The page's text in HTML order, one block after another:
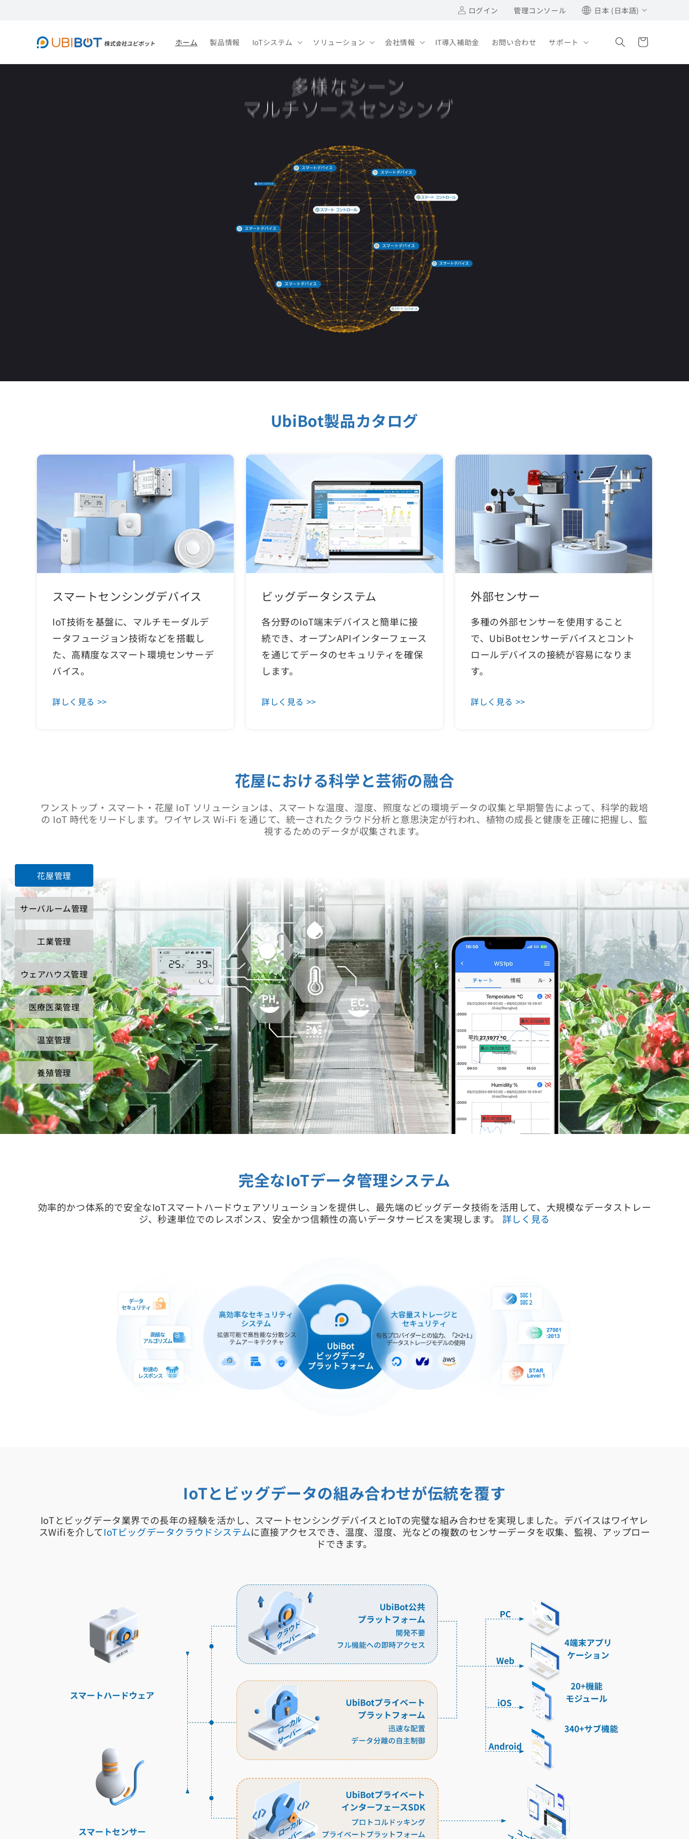
ログイン
イ
管理コンソール 日本 (日本語)
ホーム 製品情報 IoTシステム ソリューション 会社情報 IT導入補助金 お問い合わせ サポート
ー
UbiBot製品カタログ
スマートセンシングデバイス
IoT技術を基盤に、マルチモーダルデ
ータフュージョン技術などを搭載し
た、高精度なスマート環境センサーデ
バイス。
詳しく見る >>
ビッグデータシステム
各分野のIoT端末デバイスと簡単に接
続でき、オープンAPIインターフェース
を通じてデータのセキュリティを確保
します。
詳しく見る >>
外部センサー
多種の外部センサーを使用すること
で、UbiBotセンサーデバイスとコント
ロールデバイスの接続が容易になりま
す。
詳しく見る >>
花屋における科学と芸術の融合
ワンストップ・スマート・花屋 IoT ソリューションは、スマートな温度、湿度、照度などの環境データの収集と早期警告によって、科学的栽培
の IoT 時代をリードします。ワイヤレス Wi-Fi を通じて、統一されたクラウド分析と意思決定が行われ、植物の成長と健康を正確に把握し、監
視するためのデータが収集されます。
花屋管理
サーバルーム管理
工業管理
ウェアハウス管理
医療医薬管理
温室管理
養殖管理
完全なIoTデータ管理システム
効率的かつ体系的で安全なIoTスマートハードウェアソリューションを提供し、最先端のビッグデータ技術を活用して、大規模なデータストレー
ジ、秒速単位でのレスポンス、安全かつ信頼性の高いデータサービスを実現します。
詳しく見る
IoTとビッグデータの組み合わせが伝統を覆す
IoTとビッグデータ業界での長年の経験を活かし、スマートセンシングデバイスとIoTの完璧な組み合わせを実現しました。デバイスはワイヤレ
スWifiを介してIoTビッグデータクラウドシステムに直接アクセスでき、温度、湿度、光などの複数のセンサーデータを収集、監視、アップロー
ドできます。